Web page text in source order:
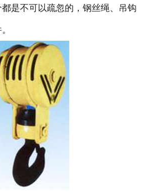
是不可以疏忽的，钢丝绳、吊钩